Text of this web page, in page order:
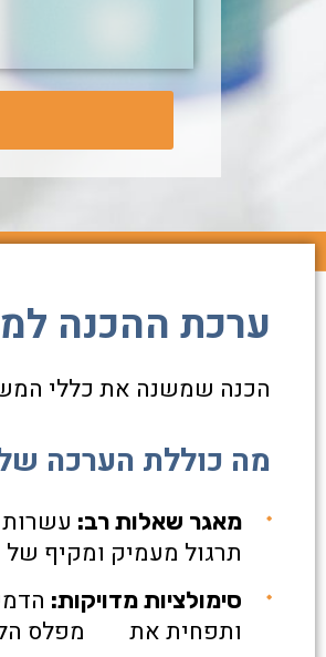
ערכת ההכנה
הכנה שמשנה את כללי
מה כוללת הערכה
מאגר שאלות רב:
תרגול מעמיק ומקיף
סימולציות מדויקות:
ותפחית את מפלס